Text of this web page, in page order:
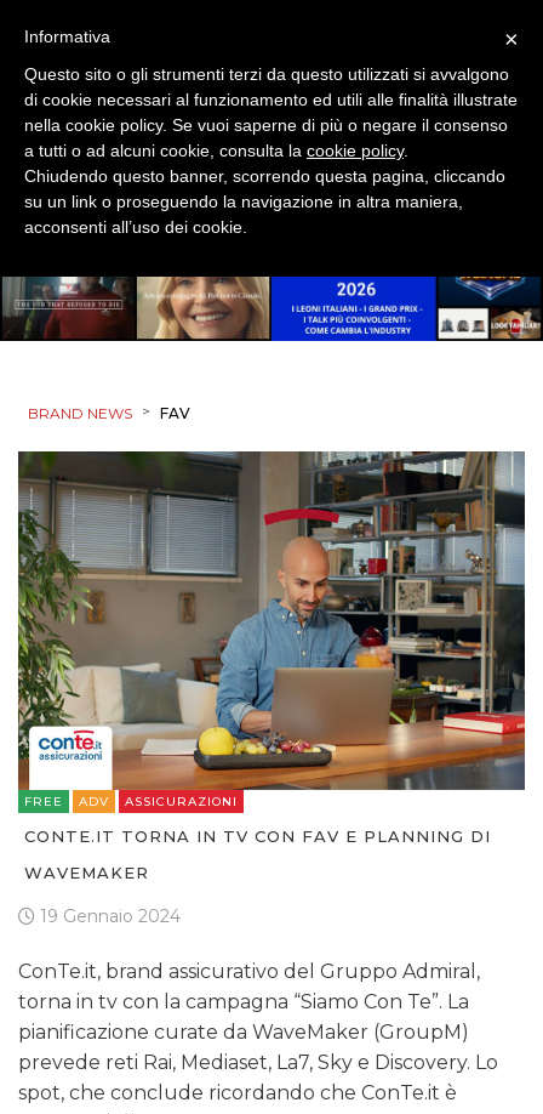
BRAND NEWS > FAV
FREE ADV ASSICURAZIONI
CONTE.IT TORNA IN TV CON FAV E PLANNING DI
WAVEMAKER
19 Gennaio 2024
ConTe.it, brand assicurativo del Gruppo Admiral,
torna in tv con la campagna “Siamo Con Te”. La
pianificazione curate da WaveMaker (GroupM)
prevede reti Rai, Mediaset, La7, Sky e Discovery. Lo
spot, che conclude ricordando che ConTe.it è
×
Informativa
Questo sito o gli strumenti terzi da questo utilizzati si avvalgono
di cookie necessari al funzionamento ed utili alle finalità illustrate
nella cookie policy. Se vuoi saperne di più o negare il consenso
a tutti o ad alcuni cookie, consulta la cookie policy.
Chiudendo questo banner, scorrendo questa pagina, cliccando
su un link o proseguendo la navigazione in altra maniera,
acconsenti all’uso dei cookie.